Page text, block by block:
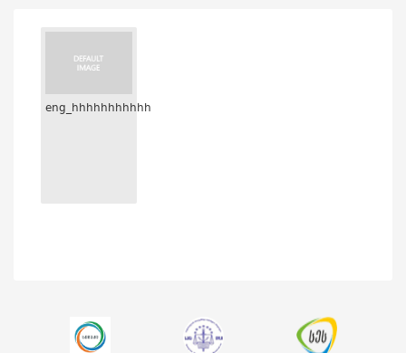
eng_hhhhhhhhhhh